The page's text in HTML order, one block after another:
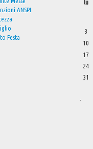
ANSPI
Festa
lu
3
10
17
24
31